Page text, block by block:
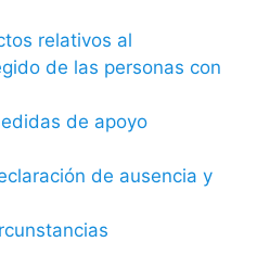
relativos al
de las personas con
de apoyo
de ausencia y